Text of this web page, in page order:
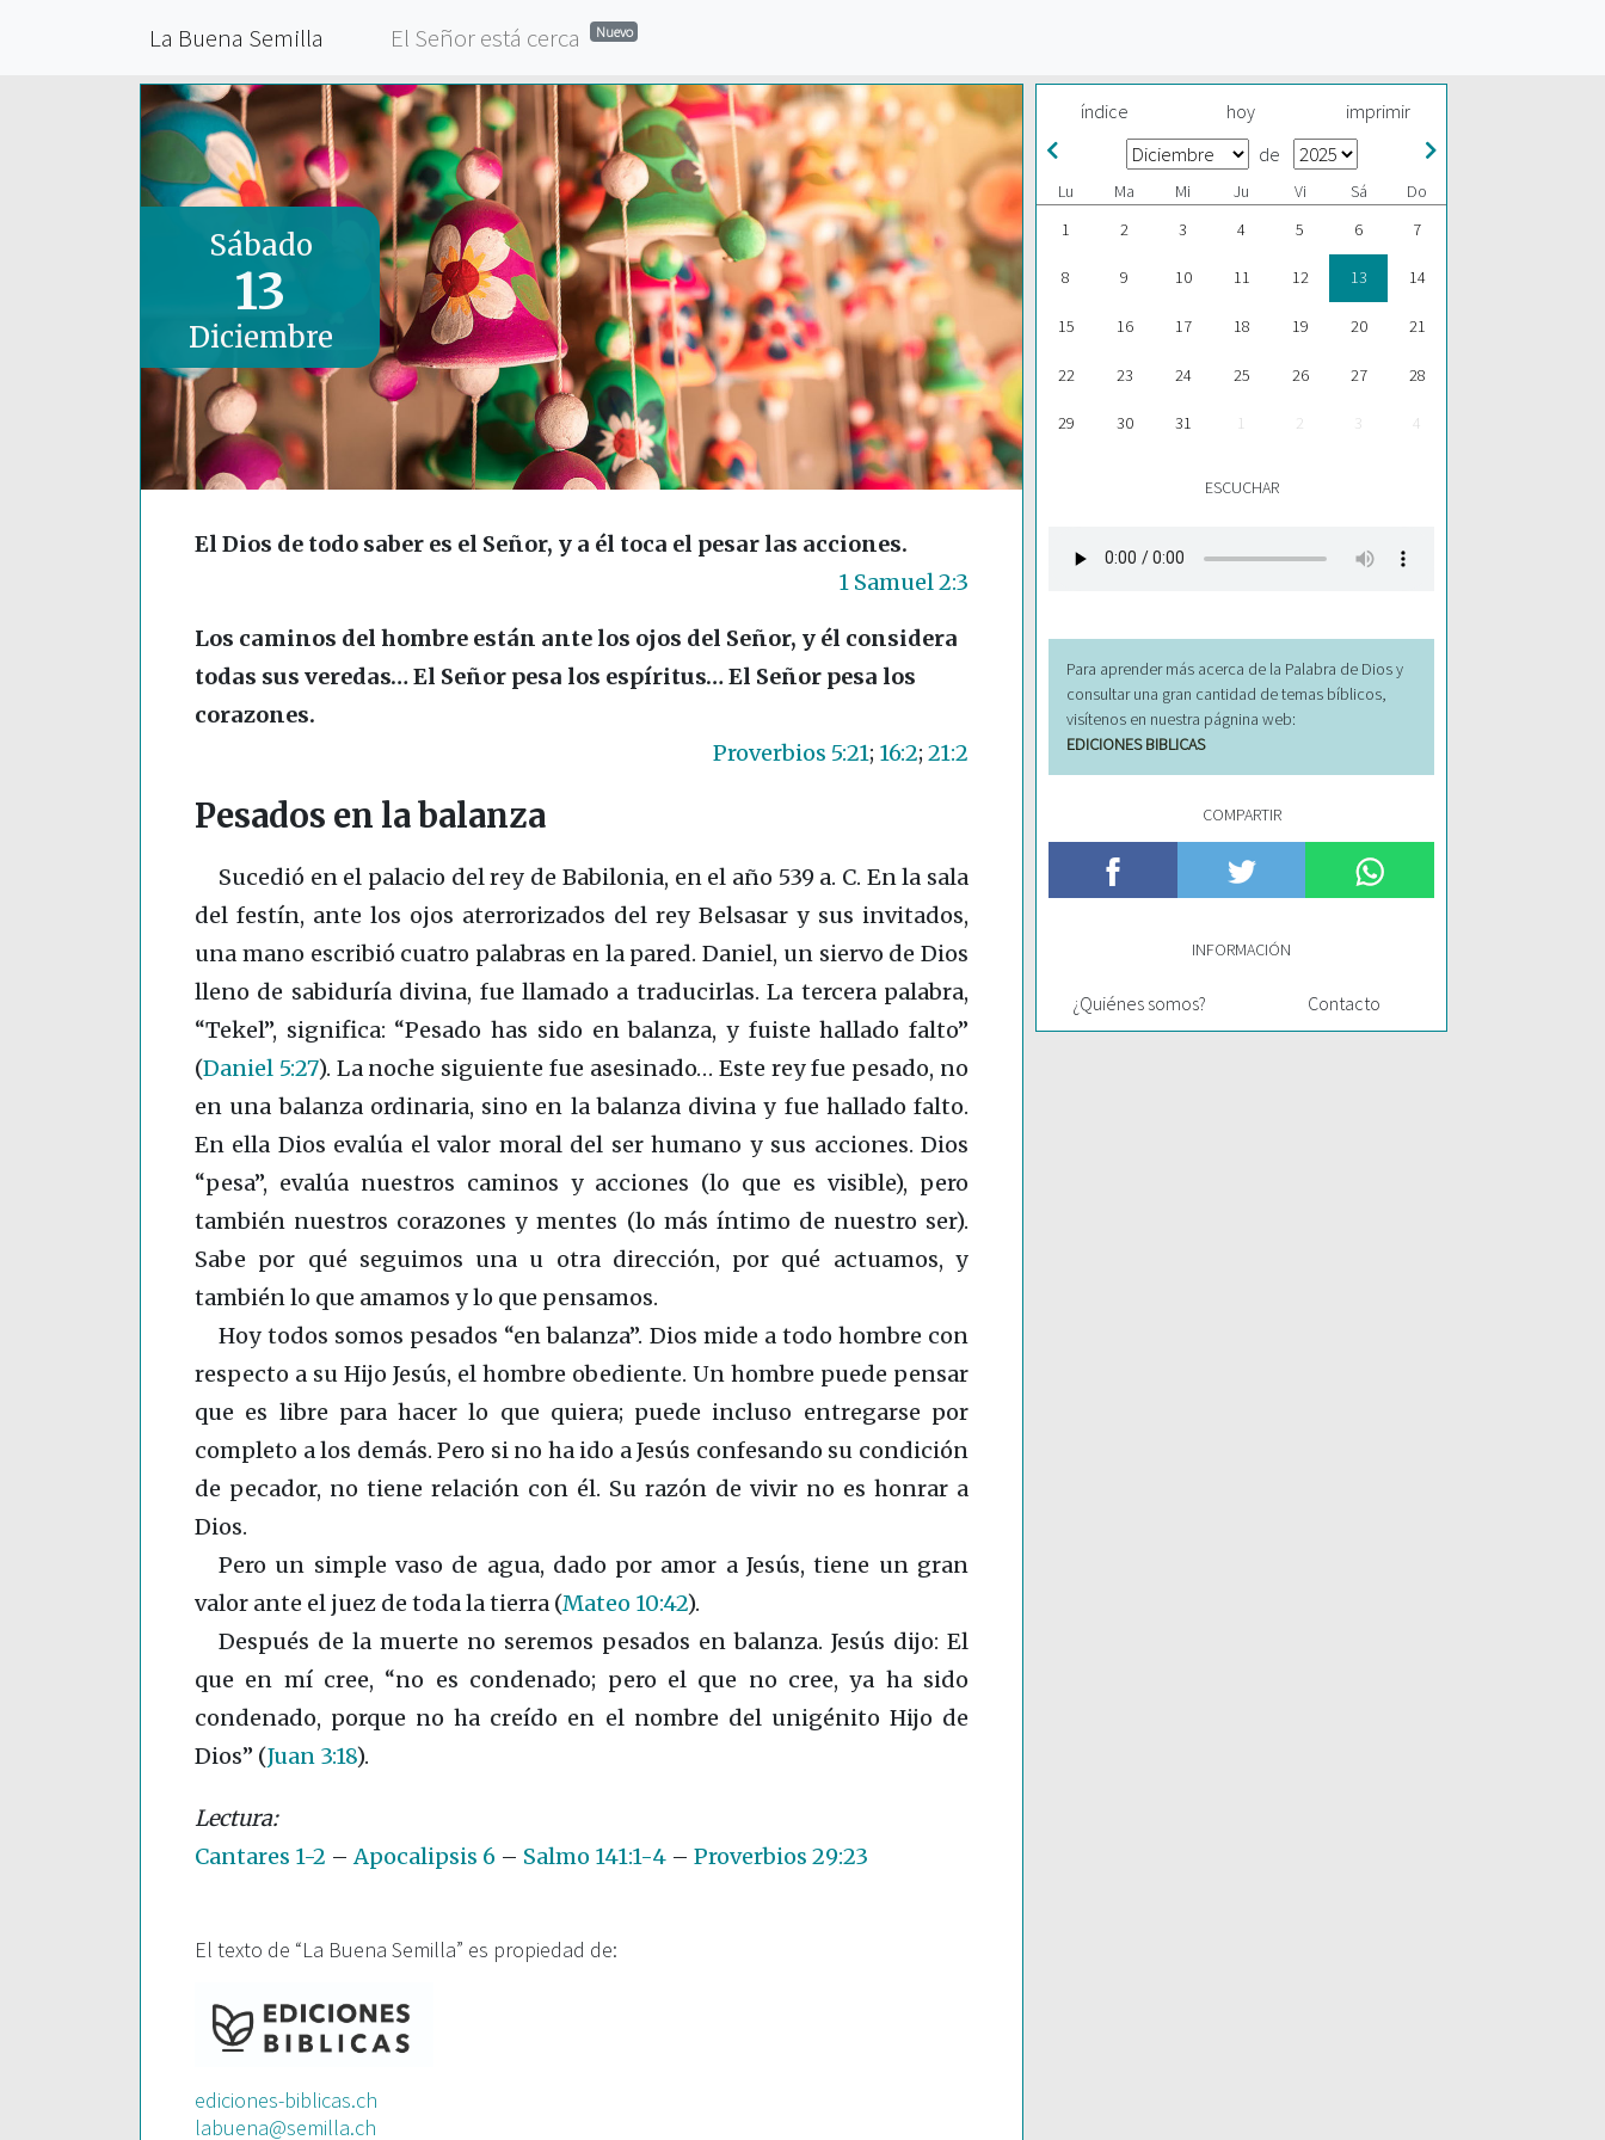
La Buena Semilla El Señor está cerca Nuevo
Sábado
13
Diciembre
El Dios de todo saber es el Señor, y a él toca el pesar las acciones.
1 Samuel 2:3
Los caminos del hombre están ante los ojos del Señor, y él considera
todas sus veredas… El Señor pesa los espíritus… El Señor pesa los
corazones.
Proverbios 5:21; 16:2; 21:2
Pesados en la balanza
Sucedió en el palacio del rey de Babilonia, en el año 539 a. C. En la sala
del festín, ante los ojos aterrorizados del rey Belsasar y sus invitados,
una mano escribió cuatro palabras en la pared. Daniel, un siervo de Dios
lleno de sabiduría divina, fue llamado a traducirlas. La tercera palabra,
“Tekel”, significa: “Pesado has sido en balanza, y fuiste hallado falto”
(Daniel 5:27). La noche siguiente fue asesinado… Este rey fue pesado, no
en una balanza ordinaria, sino en la balanza divina y fue hallado falto.
En ella Dios evalúa el valor moral del ser humano y sus acciones. Dios
“pesa”, evalúa nuestros caminos y acciones (lo que es visible), pero
también nuestros corazones y mentes (lo más íntimo de nuestro ser).
Sabe por qué seguimos una u otra dirección, por qué actuamos, y
también lo que amamos y lo que pensamos.
Hoy todos somos pesados “en balanza”. Dios mide a todo hombre con
respecto a su Hijo Jesús, el hombre obediente. Un hombre puede pensar
que es libre para hacer lo que quiera; puede incluso entregarse por
completo a los demás. Pero si no ha ido a Jesús confesando su condición
de pecador, no tiene relación con él. Su razón de vivir no es honrar a
Dios.
Pero un simple vaso de agua, dado por amor a Jesús, tiene un gran
valor ante el juez de toda la tierra (Mateo 10:42).
Después de la muerte no seremos pesados en balanza. Jesús dijo: El
que en mí cree, “no es condenado; pero el que no cree, ya ha sido
condenado, porque no ha creído en el nombre del unigénito Hijo de
Dios” (Juan 3:18).
Cantares 1-2 –Apocalipsis 6 – Salmo 141:1-4 – Proverbios 29:23
El texto de “La Buena Semilla” es propiedad de:
ediciones-biblicas.ch
labuena@semilla.ch
índice hoy imprimir
de
Lu Ma Mi Ju Vi Sá
Do
1
2 3 4 5 6 7
8 9 10 11 12 13 14
15 16 17 18 19 20 21
22 23 24 25 26 27 28
29 30 31 1 2 3 4
ESCUCHAR
Para aprender más acerca de la Palabra de Dios y
consultar una gran cantidad de temas bíblicos,
visítenos en nuestra págnina web:
EDICIONES BIBLICAS
COMPARTIR
INFORMACIÓN
¿Quiénes somos? Contacto